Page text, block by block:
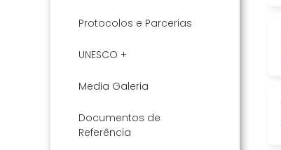
Protocolos e Parcerias
UNESCO +
Media Galeria
Documentos de
Referência